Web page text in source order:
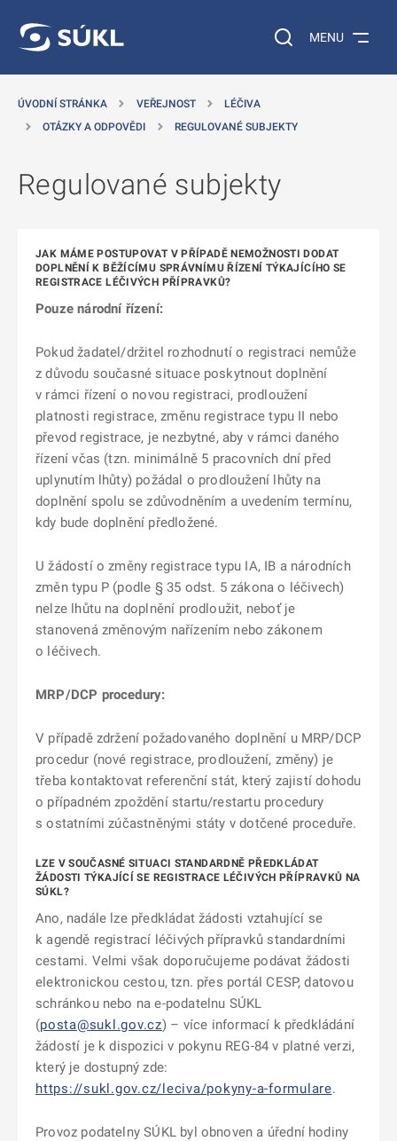
Vyhledávání na
MENU
ÚVODNÍ STRÁNKA VEŘEJNOST
LÉČIVA
OTÁZKY A ODPOVĚDI
REGULOVANÉ SUBJEKTY
Regulované subjekty
JAK MÁME POSTUPOVAT V PŘÍPADĚ NEMOŽNOSTI DODAT
DOPLNĚNÍ K BĚŽÍCÍMU SPRÁVNÍMU ŘÍZENÍ TÝKAJÍCÍHO SE
REGISTRACE LÉČIVÝCH PŘÍPRAVKŮ?
Pouze národní řízení:
Pokud žadatel/držitel rozhodnutí o registraci nemůže
z důvodu současné situace poskytnout doplnění
v rámci řízení o novou registraci, prodloužení
platnosti registrace, změnu registrace typu II nebo
převod registrace, je nezbytné, aby v rámci daného
řízení včas (tzn. minimálně 5 pracovních dní před
uplynutím lhůty) požádal o prodloužení lhůty na
doplnění spolu se zdůvodněním a uvedením termínu,
kdy bude doplnění předložené.
U žádostí o změny registrace typu IA, IB a národních
změn typu P (podle § 35 odst. 5 zákona o léčivech)
nelze lhůtu na doplnění prodloužit, neboť je
stanovená změnovým nařízením nebo zákonem
o léčivech.
MRP/DCP procedury:
V případě zdržení požadovaného doplnění u MRP/DCP
procedur (nové registrace, prodloužení, změny) je
třeba kontaktovat referenční stát, který zajistí dohodu
o případném zpoždění startu/restartu procedury
s ostatními zúčastněnými státy v dotčené proceduře.
LZE V SOUČASNÉ SITUACI STANDARDNĚ PŘEDKLÁDAT
ŽÁDOSTI TÝKAJÍCÍ SE REGISTRACE LÉČIVÝCH PŘÍPRAVKŮ NA
SÚKL?
Ano, nadále lze předkládat žádosti vztahující se
k agendě registrací léčivých přípravků standardními
cestami. Velmi však doporučujeme podávat žádosti
elektronickou cestou, tzn. přes portál CESP, datovou
schránkou nebo na e-podatelnu SÚKL
(posta@sukl.gov.cz) – více informací k předkládání
žádostí je k dispozici v pokynu REG-84 v platné verzi,
který je dostupný zde:
https://sukl.gov.cz/leciva/pokyny-a-formulare.
Provoz podatelny SÚKL byl obnoven a úřední hodiny